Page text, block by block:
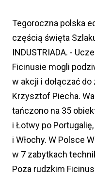
Tegoroczna polska
częścią święta
INDUSTRIADA. -
Ficinusie mogli
w akcji i dołączać
Krzysztof Piecha.
tańczono na 35
i Łotwy po
i Włochy. W Polsce
w 7 zabytkach
Poza rudzkim